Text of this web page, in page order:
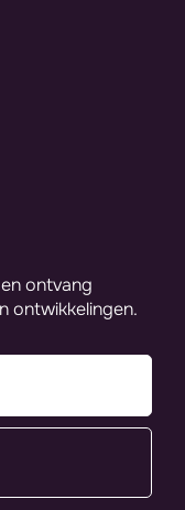
ontvang
ontwikkelingen.